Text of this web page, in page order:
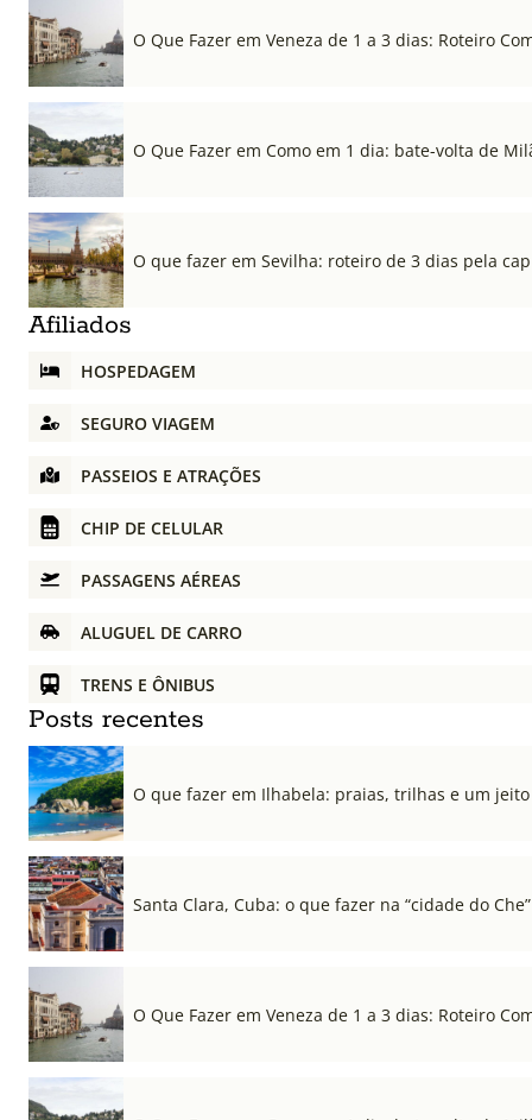
O Que Fazer em Veneza de 1 a 3 dias: Roteiro
O Que Fazer em Como em 1 dia: bate-volta de
O que fazer em Sevilha: roteiro de 3 dias pela
Afiliados
HOSPEDAGEM
SEGURO VIAGEM
PASSEIOS E ATRAÇÕES
CHIP DE CELULAR
PASSAGENS AÉREAS
ALUGUEL DE CARRO
TRENS E ÔNIBUS
Posts recentes
O que fazer em Ilhabela: praias, trilhas e um
Santa Clara, Cuba: o que fazer na “cidade do Che”
O Que Fazer em Veneza de 1 a 3 dias: Roteiro